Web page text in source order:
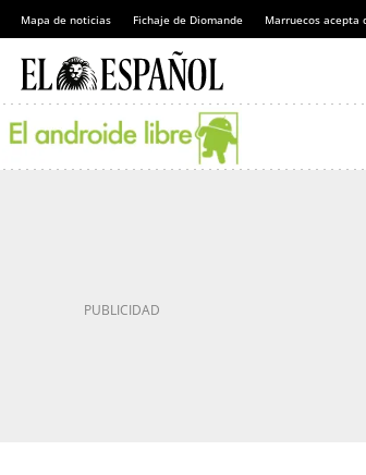
Mapa de noticias Fichaje de Diomande Marruecos acepta